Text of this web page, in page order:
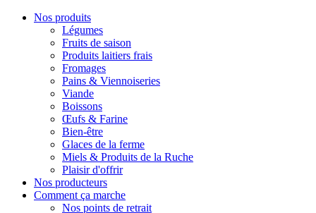
Nos produits
Légumes
Fruits de saison
Produits laitiers frais
Fromages
Pains & Viennoiseries
Viande
Boissons
Œufs & Farine
Bien-être
Glaces de la ferme
Miels & Produits de la Ruche
Plaisir d'offrir
Nos producteurs
Comment ça marche
Nos points de retrait